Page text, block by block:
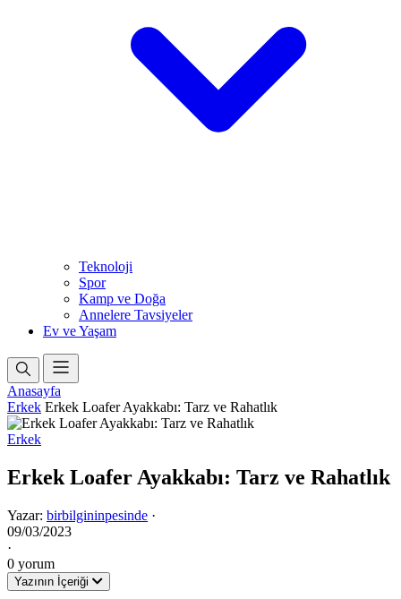
Teknoloji
Spor
Kamp ve Doğa
Annelere Tavsiyeler
Ev ve Yaşam
Anasayfa
Erkek Erkek Loafer Ayakkabı: Tarz ve Rahatlık
Erkek
Erkek Loafer Ayakkabı: Tarz ve Rahatlık
Yazar: birbilgininpesinde ·
09/03/2023
·
0 yorum
Yazının İçeriği